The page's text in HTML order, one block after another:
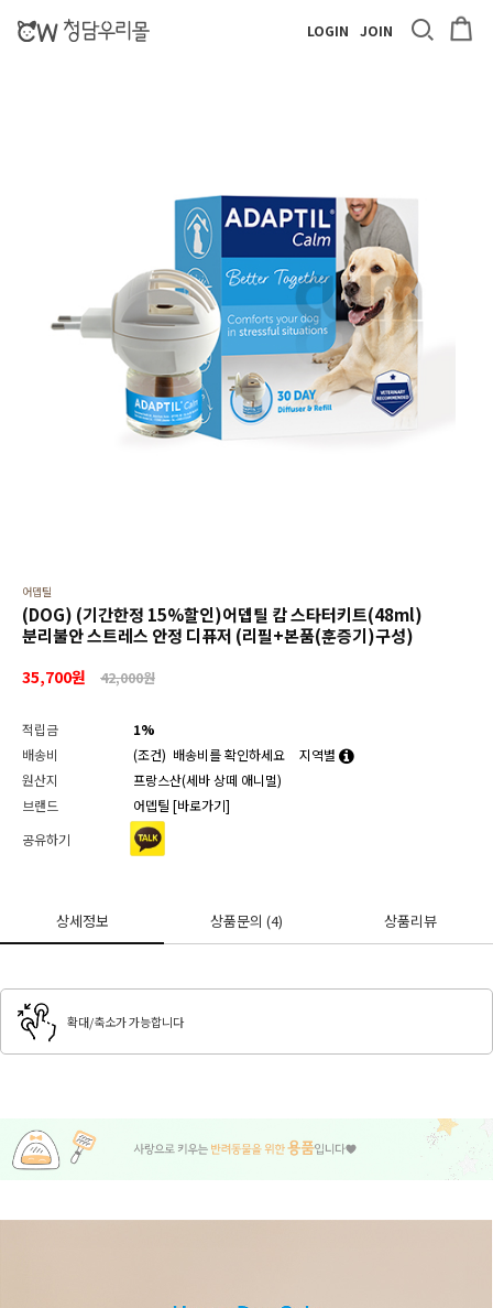
LOGIN JOIN
어뎁틸
(DOG) (기간한정 15%할인)어뎁틸 캄 스타터키트(48ml)
분리불안 스트레스 안정 디퓨저 (리필+본품(훈증기)구성)
35,700원 42,000원
적립금
1%
배송비
(조건) 배송비를 확인하세요
지역별
원산지
프랑스산(세바 상떼 애니멀)
브랜드
어뎁틸 [바로가기]
공유하기
상세정보 상품문의 (4) 상품리뷰
확대/축소가 가능합니다